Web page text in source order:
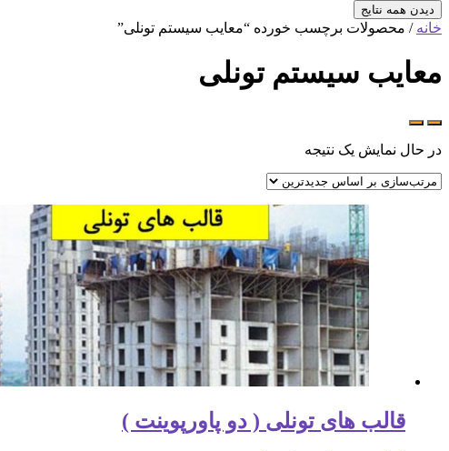
دیدن همه نتایج
خانه / محصولات برچسب خورده “معایب سیستم تونلی”
معایب سیستم تونلی
در حال نمایش یک نتیجه
قالب های تونلی ( دو پاورپوینت )